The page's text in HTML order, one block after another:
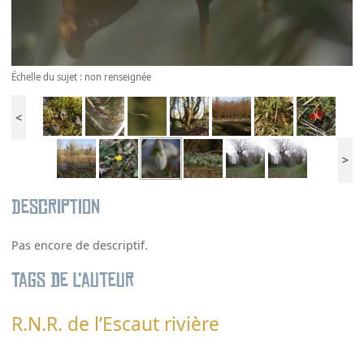
Échelle du sujet : non renseignée
<
>
Description
Pas encore de descriptif.
Tags de l’auteur
R.N.R. de l’Escaut rivière